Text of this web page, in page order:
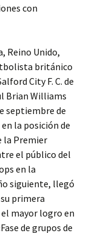
con
Reino Unido,
británico
City F. C. de
Brian Williams
septiembre de
la posición de
la Premier
el público del
en la
siguiente, llegó
primera
mayor logro en
de grupos de